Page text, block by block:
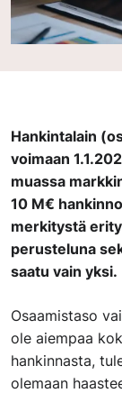
Hankintalain
voimaan
muassa
10 M€
merkitystä
perusteluna
saatu vain yksi.
Osaamistaso
ole aiempaa
hankinnasta,
olemaan